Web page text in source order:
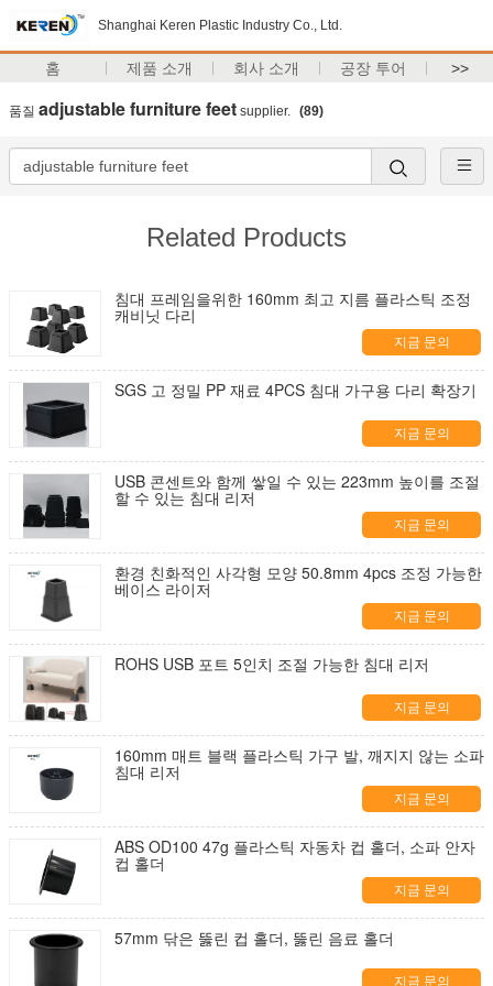
Shanghai Keren Plastic Industry Co., Ltd.
홈 제품 소개 회사 소개 공장 투어 >>
품질 adjustable furniture feet supplier. (89)
Related Products
침대 프레임을위한 160mm 최고 지름 플라스틱 조정
캐비닛 다리
지금 문의
SGS 고 정밀 PP 재료 4PCS 침대 가구용 다리 확장기
지금 문의
USB 콘센트와 함께 쌓일 수 있는 223mm 높이를 조절
할 수 있는 침대 리저
지금 문의
환경 친화적인 사각형 모양 50.8mm 4pcs 조정 가능한
베이스 라이저
지금 문의
ROHS USB 포트 5인치 조절 가능한 침대 리저
지금 문의
160mm 매트 블랙 플라스틱 가구 발, 깨지지 않는 소파
침대 리저
지금 문의
ABS OD100 47g 플라스틱 자동차 컵 홀더, 소파 안자
컵 홀더
지금 문의
57mm 닦은 뚫린 컵 홀더, 뚫린 음료 홀더
지금 문의